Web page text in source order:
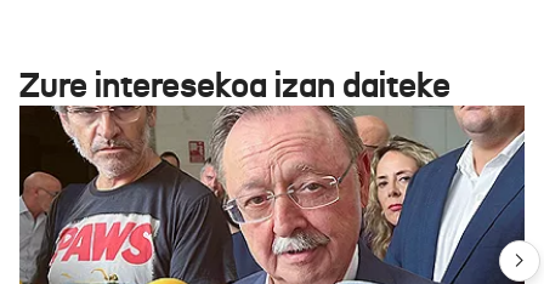
Zure interesekoa izan daiteke